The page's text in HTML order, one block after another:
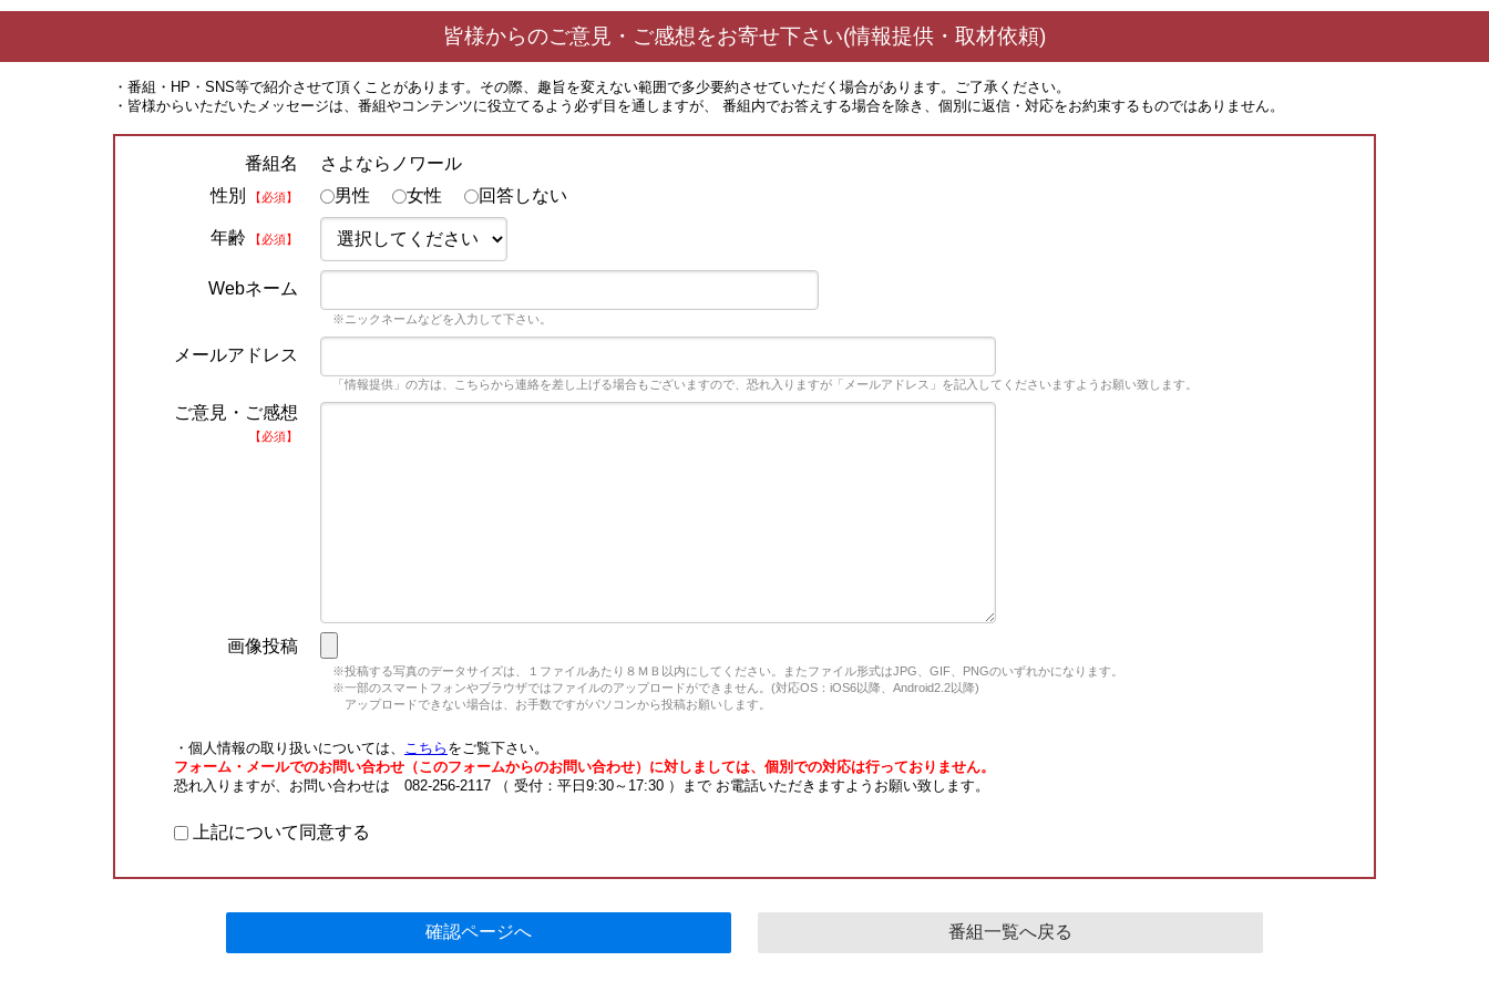
皆様からのご意見・ご感想をお寄せ下さい(情報提供・取材依頼)
・番組・HP・SNS等で紹介させて頂くことがあります。その際、趣旨を変えない範囲で多少要約させていただく場合があります。ご了承ください。
・皆様からいただいたメッセージは、番組やコンテンツに役立てるよう必ず目を通しますが、 番組内でお答えする場合を除き、個別に返信・対応をお約束するものではありません。
番組名
さよならノワール
性別
【必須】 男性 女性 回答しない
年齢 【必須】
Webネーム
※ニックネームなどを入力して下さい。
メールアドレス
「情報提供」の方は、こちらから連絡を差し上げる場合もございますので、恐れ入りますが「メールアドレス」を記入してくださいますようお願い致します。
ご意見・ご感想
【必須】
画像投稿
※投稿する写真のデータサイズは、１ファイルあたり８ＭＢ以内にしてください。またファイル形式はJPG、GIF、PNGのいずれかになります。
※一部のスマートフォンやブラウザではファイルのアップロードができません。(対応OS：iOS6以降、Android2.2以降)
アップロードできない場合は、お手数ですがパソコンから投稿お願いします。
・個人情報の取り扱いについては、 こちら をご覧下さい。
フォーム・メールでのお問い合わせ（このフォームからのお問い合わせ）に対しましては、個別での対応は行っておりません。
恐れ入りますが、お問い合わせは 082-256-2117 （ 受付：平日9:30～17:30 ）まで お電話いただきますようお願い致します。
上記について同意する
確認ページへ 番組一覧へ戻る